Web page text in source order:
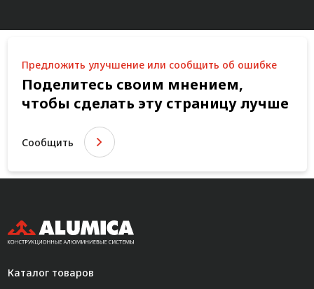
Предложить улучшение или сообщить об ошибке
Поделитесь своим мнением,
чтобы сделать эту страницу лучше
Сообщить
Каталог товаров